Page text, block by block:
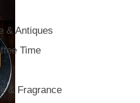
& Antiques
Time
& Fragrance